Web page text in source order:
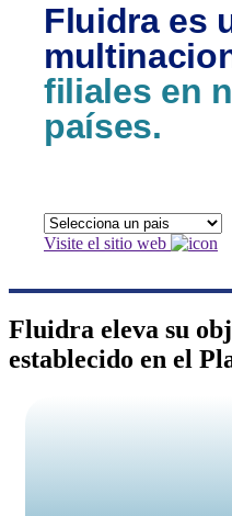
Fluidra es
filiales en
países.
Visite el sitio web
Fluidra eleva su
establecido en el